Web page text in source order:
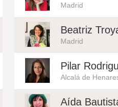
Madrid
Beatriz
Madrid
Pilar
Alcalá de
Aída